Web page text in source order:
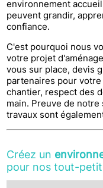
environnement
peuvent grandir,
confiance.
C'est pourquoi nous
votre projet
vous sur place, devis
partenaires pour
chantier, respect des
main. Preuve de
travaux sont
Créez un
pour nos tout-